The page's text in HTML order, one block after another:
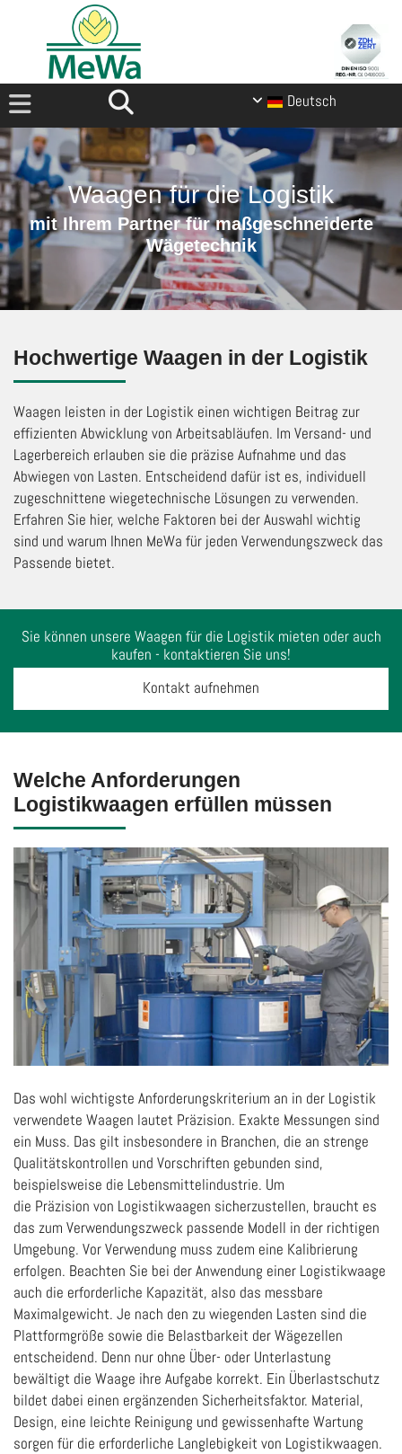
Deutsch
Waagen für die Logistik
mit Ihrem Partner für maßgeschneiderte
Wägetechnik
Hochwertige Waagen in der Logistik
Waagen leisten in der Logistik einen wichtigen Beitrag zur
effizienten Abwicklung von Arbeitsabläufen. Im Versand- und
Lagerbereich erlauben sie die präzise Aufnahme und das
Abwiegen von Lasten. Entscheidend dafür ist es, individuell
zugeschnittene wiegetechnische Lösungen zu verwenden.
Erfahren Sie hier, welche Faktoren bei der Auswahl wichtig
sind und warum Ihnen MeWa für jeden Verwendungszweck das
Passende bietet.
Sie können unsere Waagen für die Logistik mieten oder auch
kaufen - kontaktieren Sie uns!
Kontakt aufnehmen
Welche Anforderungen
Logistikwaagen erfüllen müssen
Das wohl wichtigste Anforderungskriterium an in der Logistik
verwendete Waagen lautet Präzision. Exakte Messungen sind
ein Muss. Das gilt insbesondere in Branchen, die an strenge
Qualitätskontrollen und Vorschriften gebunden sind,
beispielsweise die Lebensmittelindustrie. Um
die Präzision von Logistikwaagen sicherzustellen, braucht es
das zum Verwendungszweck passende Modell in der richtigen
Umgebung. Vor Verwendung muss zudem eine Kalibrierung
erfolgen. Beachten Sie bei der Anwendung einer Logistikwaage
auch die erforderliche Kapazität, also das messbare
Maximalgewicht. Je nach den zu wiegenden Lasten sind die
Plattformgröße sowie die Belastbarkeit der Wägezellen
entscheidend. Denn nur ohne Über- oder Unterlastung
bewältigt die Waage ihre Aufgabe korrekt. Ein Überlastschutz
bildet dabei einen ergänzenden Sicherheitsfaktor. Material,
Design, eine leichte Reinigung und gewissenhafte Wartung
sorgen für die erforderliche Langlebigkeit von Logistikwaagen.